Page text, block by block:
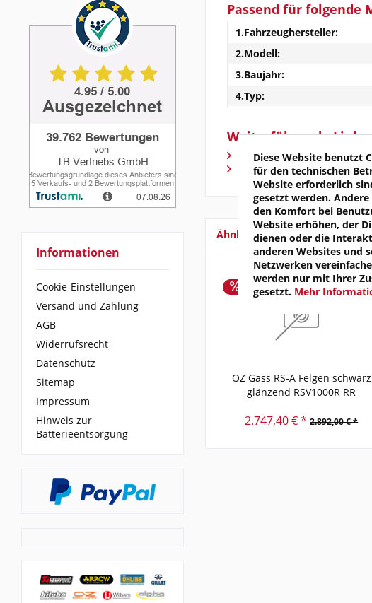
Informationen
Cookie-Einstellungen
Versand und Zahlung
AGB
Widerrufsrecht
Datenschutz
Sitemap
Impressum
Hinweis zur
Batterieentsorgung
Passend für folgende
1.Fahrzeughersteller:
2.Modell:
3.Baujahr:
4.Typ:
Weiterführende Links
Fragen zum Artikel?
Weitere Artikel von OZ
Ähnliche Artikel
OZ Gass RS-A Felgen schwarz
glänzend RSV1000R RR
2.747,40 € * 2.892,00 € *
Diese Website benutzt
für den technischen
Website erforderlich
gesetzt werden. Andere
den Komfort bei
Website erhöhen, der
dienen oder die
anderen Websites und
Netzwerken
werden nur mit Ihrer
gesetzt. Mehr